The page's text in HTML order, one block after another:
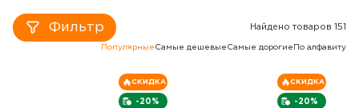
Фильтр Найдено товаров 151
Популярные Самые дешевые Самые дорогие По алфавиту
-20%
СКИДКА
-20%
СКИДКА